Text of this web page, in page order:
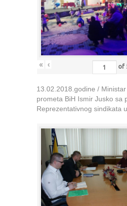
« ‹ of
13.02.2018.godine /
prometa BiH Ismir Jusko sa
Reprezentativnog sindikata